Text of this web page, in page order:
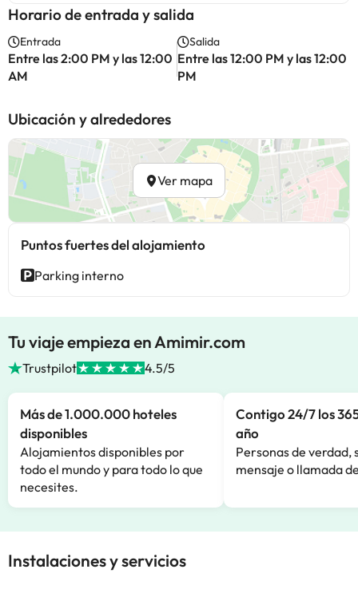
Horario de entrada y salida
Entrada
Entre las 2:00 PM y las 12:00
AM
Salida
Entre las 12:00 PM y las 12:00
PM
Ubicación y alrededores
Ver mapa
Puntos fuertes del alojamiento
Parking interno
Tu viaje empieza en Amimir.com
Trustpilot 4.5/5
Más de 1.000.000 hoteles
disponibles
Alojamientos disponibles por
todo el mundo y para todo lo que
necesites.
Contigo 24/7 los
año
Personas de verdad,
mensaje o llamada
Instalaciones y servicios